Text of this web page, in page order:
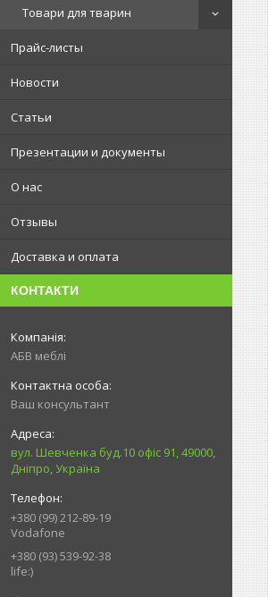
Товари для тварин
Прайс-листы
Новости
Статьи
Презентации и документы
О нас
Отзывы
Доставка и оплата
КОНТАКТИ
АБВ меблі
Ваш консультант
вул. Шевченка буд.10 офіс 91, 49000,
Дніпро, Україна
+380 (99) 212-89-19
Vodafone
+380 (93) 539-92-38
life:)